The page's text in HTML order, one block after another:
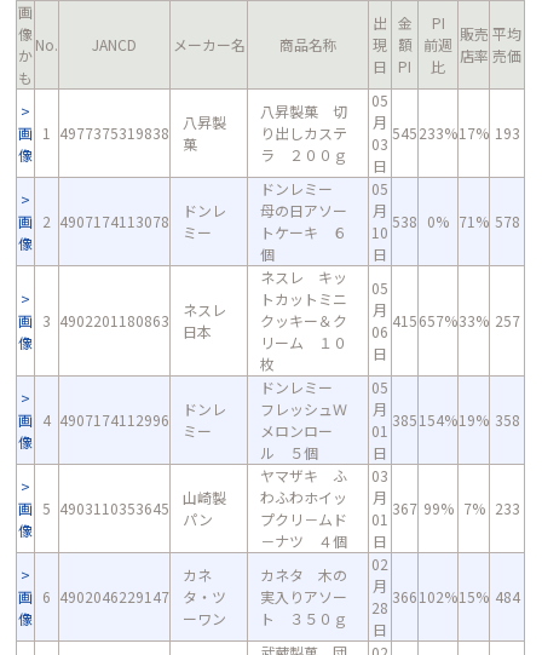
画
像
か
も
No. JANCD メーカー名 商品名称
出
現
日
金
額
PI
PI
前週
比
販売
店率
平均
売価
画
像
1 4977375319838
八昇製
菓
八昇製菓 切
り出しカステ
ラ ２００ｇ
05
月
03
日
545233%17% 193
画
像
2 4907174113078
ドンレ
ミー
ドンレミー
母の日アソー
トケーキ ６
個
05
月
10
日
538 0% 71% 578
画
像
3 4902201180863
ネスレ
日本
ネスレ キッ
トカットミニ
クッキー＆ク
リーム １０
枚
05
月
06
日
415657%33% 257
画
像
4 4907174112996
ドンレ
ミー
ドンレミー
フレッシュＷ
メロンロー
ル ５個
05
月
01
日
385154%19% 358
画
像
5 4903110353645
山崎製
パン
ヤマザキ ふ
わふわホイッ
プクリ－ムド
－ナツ ４個
03
月
01
日
367 99% 7% 233
画
像
6 4902046229147
カネ
タ・ツ
ーワン
カネタ 木の
実入りアソー
ト ３５０ｇ
02
月
28
日
366102%15% 484